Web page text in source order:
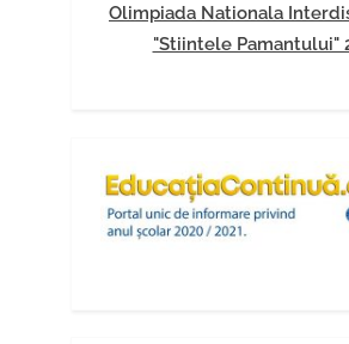
Olimpiada Nationala
"Stiintele Pamantului"